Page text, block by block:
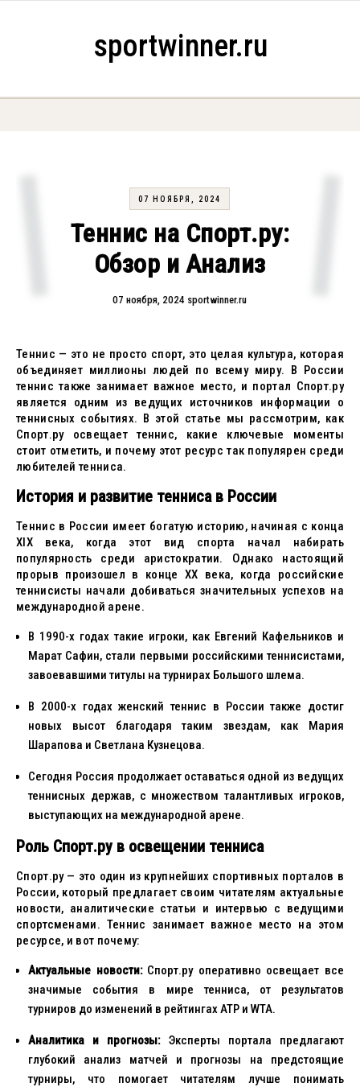
sportwinner.ru
07 НОЯБРЯ, 2024
Теннис на Спорт.ру:
Обзор и Анализ
07 ноября, 2024 sportwinner.ru
Теннис — это не просто спорт, это целая культура, которая
объединяет миллионы людей по всему миру. В России
теннис также занимает важное место, и портал Спорт.ру
является одним из ведущих источников информации о
теннисных событиях. В этой статье мы рассмотрим, как
Спорт.ру освещает теннис, какие ключевые моменты
стоит отметить, и почему этот ресурс так популярен среди
любителей тенниса.
История и развитие тенниса в России
Теннис в России имеет богатую историю, начиная с конца
XIX века, когда этот вид спорта начал набирать
популярность среди аристократии. Однако настоящий
прорыв произошел в конце XX века, когда российские
теннисисты начали добиваться значительных успехов на
международной арене.
В 1990-х годах такие игроки, как Евгений Кафельников и
Марат Сафин, стали первыми российскими теннисистами,
завоевавшими титулы на турнирах Большого шлема.
В 2000-х годах женский теннис в России также достиг
новых высот благодаря таким звездам, как Мария
Шарапова и Светлана Кузнецова.
Сегодня Россия продолжает оставаться одной из ведущих
теннисных держав, с множеством талантливых игроков,
выступающих на международной арене.
Роль Спорт.ру в освещении тенниса
Спорт.ру — это один из крупнейших спортивных порталов в
России, который предлагает своим читателям актуальные
новости, аналитические статьи и интервью с ведущими
спортсменами. Теннис занимает важное место на этом
ресурсе, и вот почему:
Актуальные новости:Спорт.ру оперативно освещает все
значимые события в мире тенниса, от результатов
турниров до изменений в рейтингах ATP и WTA.
Аналитика и прогнозы:Эксперты портала предлагают
глубокий анализ матчей и прогнозы на предстоящие
турниры, что помогает читателям лучше понимать